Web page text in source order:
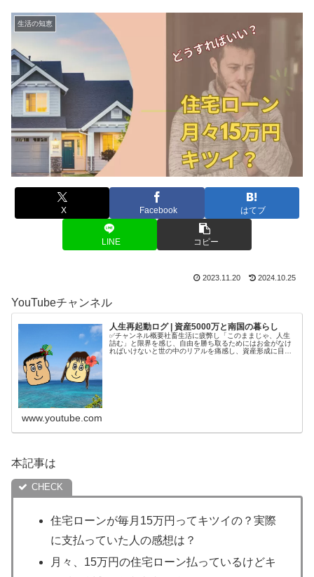
生活の知恵
X Facebook はてブ
LINE コピー
2023.11.20 2024.10.25
YouTubeチャンネル
人生再起動ログ | 資産5000万と南国の暮らし
✅チャンネル概要社畜生活に疲弊し「このままじゃ、人生
詰む」と限界を感じ、自由を勝ち取るためにはお金がなけ
ればいけないと世の中のリアルを痛感し、資産形成に目覚
www.youtube.com
本記事は
住宅ローンが毎月15万円ってキツイの？実際
に支払っていた人の感想は？
月々、15万円の住宅ローン払っているけどキ